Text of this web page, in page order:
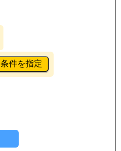
条件を指定